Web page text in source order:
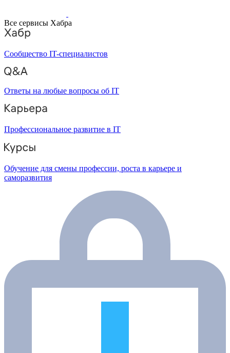
Все сервисы Хабра
Сообщество IT-специалистов
Ответы на любые вопросы об IT
Профессиональное развитие в IT
Обучение для смены профессии, роста в карьере и
саморазвития